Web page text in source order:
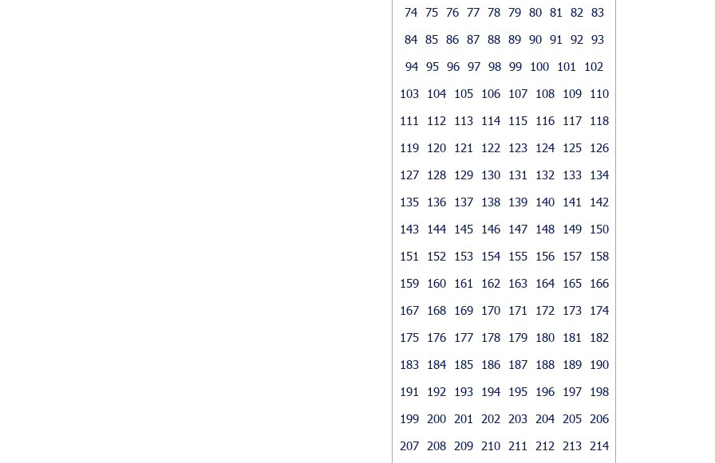
74 75 76 77 78 79 80 81 82
83
84 85 86 87 88 89 90 91 92
93
94 95 96 97 98 99 100 101
102
103
104 105 106 107 108 109
110
111
112 113 114 115 116 117
118
119
120 121 122 123 124 125
126
127
128 129 130 131 132 133
134
135
136 137 138 139 140 141
142
143
144 145 146 147 148 149
150
151
152 153 154 155 156 157
158
159
160 161 162 163 164 165
166
167
168 169 170 171 172 173
174
175
176 177 178 179 180 181
182
183
184 185 186 187 188 189
190
191
192 193 194 195 196 197
198
199
200 201 202 203 204 205
206
207
208 209 210 211 212 213 214